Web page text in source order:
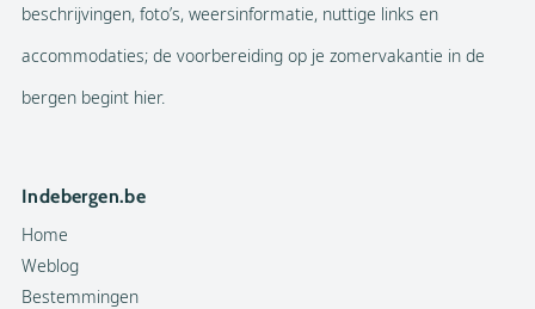
beschrijvingen, foto’s, weersinformatie, nuttige links en
accommodaties; de voorbereiding op je zomervakantie in de
bergen begint hier.
Indebergen.be
Home
Weblog
Bestemmingen